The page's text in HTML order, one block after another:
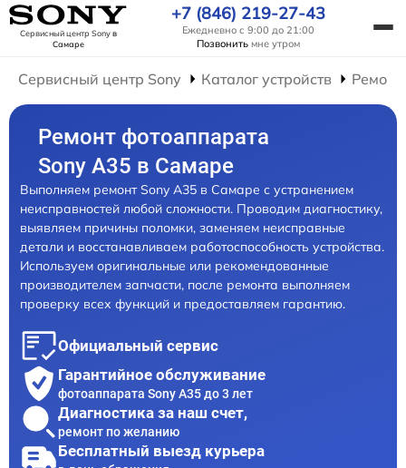
Сервисный центр Sonyв
Самаре
+7 (846) 219-27-43
Ежедневно с 9:00 до 21:00
Позвонить мне утром
Сервисный центр Sony Каталог устройств
Ремонт фотоаппарата
Sony A35 в Самаре
Выполняем ремонт Sony A35 в Самаре с устранением
неисправностей любой сложности. Проводим диагностику,
выявляем причины поломки, заменяем неисправные
детали и восстанавливаем работоспособность устройства.
Используем оригинальные или рекомендованные
производителем запчасти, после ремонта выполняем
проверку всех функций и предоставляем гарантию.
Официальный сервис
Гарантийное обслуживание
фотоаппарата Sony A35 до 3 лет
Диагностика за наш счет,
ремонт по желанию
Бесплатный выезд курьера